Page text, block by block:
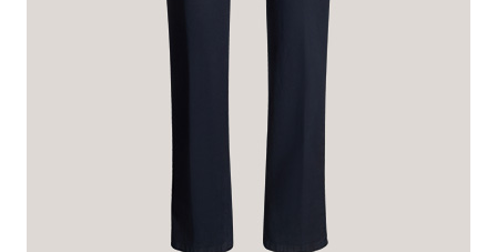
In den Warenkorb
Verfügbarkeit und Reservierung im Store